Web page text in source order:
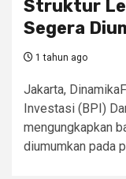
Struktur
Segera
1 tahun ago
Jakarta,
Investasi (BPI)
mengungkapkan
diumumkan pada